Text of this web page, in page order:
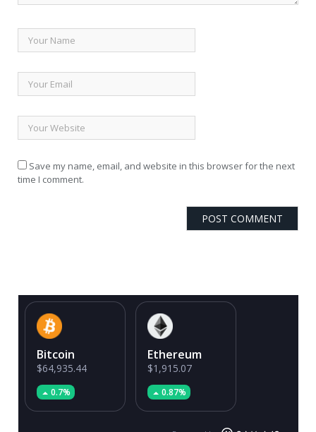
Save my name, email, and website in this browser for the next
time I comment.
Bitcoin
$64,935.44
0.7%
Ethereum
$1,915.07
0.87%